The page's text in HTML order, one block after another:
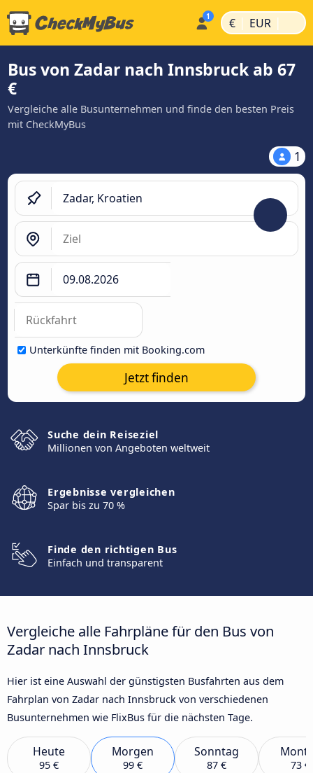
€ | EUR |
Bus von Zadar nach Innsbruck ab 67
€
Vergleiche alle Busunternehmen und finde den besten Preis
mit CheckMyBus
1
Unterkünfte finden mit Booking.com
Jetzt finden
Suche dein Reiseziel
Millionen von Angeboten weltweit
Ergebnisse vergleichen
Spar bis zu 70 %
Finde den richtigen Bus
Einfach und transparent
Vergleiche alle Fahrpläne für den Bus von
Zadar nach Innsbruck
Hier ist eine Auswahl der günstigsten Busfahrten aus dem
Fahrplan von Zadar nach Innsbruck von verschiedenen
Busunternehmen wie FlixBus für die nächsten Tage.
Heute
95 €
Morgen
99 €
Sonntag
87 € 73 €